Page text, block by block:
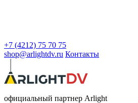
+7 (4212) 75 70 75
shop@arlightdv.ru Контакты
официальный партнер Arlight